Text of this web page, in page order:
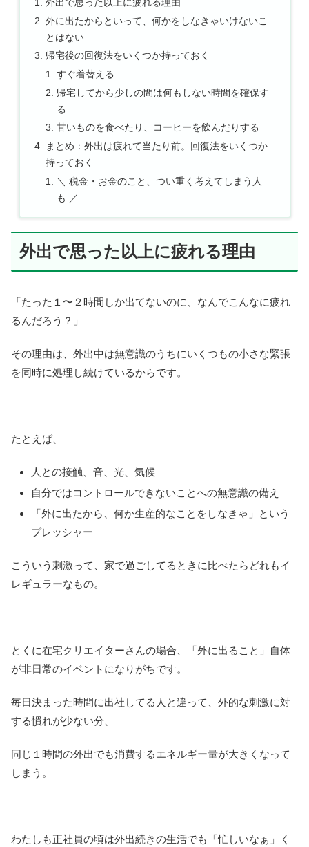
外出で思った以上に疲れる理由
外に出たからといって、何かをしなきゃいけないこ
とはない
帰宅後の回復法をいくつか持っておく
すぐ着替える
帰宅してから少しの間は何もしない時間を確保す
る
甘いものを食べたり、コーヒーを飲んだりする
まとめ：外出は疲れて当たり前。回復法をいくつか
持っておく
＼ 税金・お金のこと、つい重く考えてしまう人
も ／
外出で思った以上に疲れる理由
「たった１〜２時間しか出てないのに、なんでこんなに疲れ
るんだろう？」
その理由は、外出中は無意識のうちにいくつもの小さな緊張
を同時に処理し続けているからです。
たとえば、
人との接触、音、光、気候
自分ではコントロールできないことへの無意識の備え
「外に出たから、何か生産的なことをしなきゃ」という
プレッシャー
こういう刺激って、家で過ごしてるときに比べたらどれもイ
レギュラーなもの。
とくに在宅クリエイターさんの場合、「外に出ること」自体
が非日常のイベントになりがちです。
毎日決まった時間に出社してる人と違って、外的な刺激に対
する慣れが少ない分、
同じ１時間の外出でも消費するエネルギー量が大きくなって
しまう。
わたしも正社員の頃は外出続きの生活でも「忙しいなぁ」く